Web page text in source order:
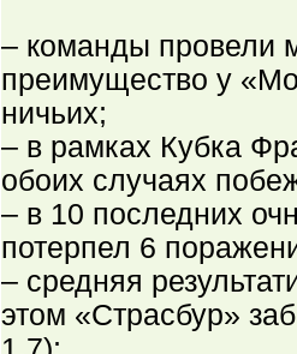
– команды провели
преимущество у
ничьих;
– в рамках Кубка
обоих случаях
– в 10 последних
потерпел 6
– средняя
этом «Страсбур»